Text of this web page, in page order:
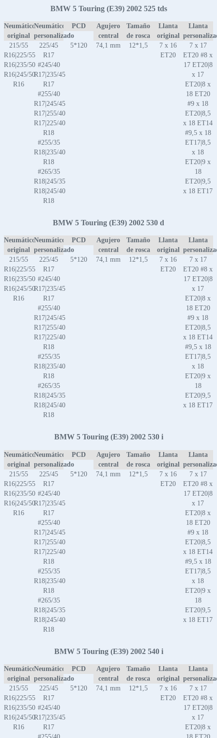
BMW 5 Touring (E39) 2002 525 tds
Neumático
original
Neumático
personalizado
PCD
Agujero
central
Tamaño
de rosca
Llanta
original
Llanta
215/55
R16|225/55
R16|235/50
R16|245/50
R16
225/45
R17
#245/40
R17|235/45
R17
#255/40
R17|245/45
R17|255/40
R17|225/40
R18
#255/35
R18|235/40
R18
#265/35
R18|245/35
R18|245/40
R18
5*120 74,1 mm 12*1,5
7 x 16
ET20
7 x 17
ET20 #8 x
17 ET20|8
x 17
ET20|8 x
18 ET20
#9 x 18
ET20|8,5
x 18 ET14
#9,5 x 18
ET17|8,5
x 18
ET20|9 x
18
ET20|9,5
x 18 ET17
BMW 5 Touring (E39) 2002 530 d
Neumático
original
Neumático
personalizado
PCD
Agujero
central
Tamaño
de rosca
Llanta
original
Llanta
215/55
R16|225/55
R16|235/50
R16|245/50
R16
225/45
R17
#245/40
R17|235/45
R17
#255/40
R17|245/45
R17|255/40
R17|225/40
R18
#255/35
R18|235/40
R18
#265/35
R18|245/35
R18|245/40
R18
5*120 74,1 mm 12*1,5
7 x 16
ET20
7 x 17
ET20 #8 x
17 ET20|8
x 17
ET20|8 x
18 ET20
#9 x 18
ET20|8,5
x 18 ET14
#9,5 x 18
ET17|8,5
x 18
ET20|9 x
18
ET20|9,5
x 18 ET17
BMW 5 Touring (E39) 2002 530 i
Neumático
original
Neumático
personalizado
PCD
Agujero
central
Tamaño
de rosca
Llanta
original
Llanta
215/55
R16|225/55
R16|235/50
R16|245/50
R16
225/45
R17
#245/40
R17|235/45
R17
#255/40
R17|245/45
R17|255/40
R17|225/40
R18
#255/35
R18|235/40
R18
#265/35
R18|245/35
R18|245/40
R18
5*120 74,1 mm 12*1,5
7 x 16
ET20
7 x 17
ET20 #8 x
17 ET20|8
x 17
ET20|8 x
18 ET20
#9 x 18
ET20|8,5
x 18 ET14
#9,5 x 18
ET17|8,5
x 18
ET20|9 x
18
ET20|9,5
x 18 ET17
BMW 5 Touring (E39) 2002 540 i
Neumático
original
Neumático
personalizado
PCD
Agujero
central
Tamaño
de rosca
Llanta
original
Llanta
215/55
R16|225/55
R16|235/50
R16|245/50
R16
225/45
R17
#245/40
R17|235/45
R17
5*120 74,1 mm 12*1,5
7 x 16
ET20
7 x 17
ET20 #8 x
17 ET20|8
x 17
ET20|8 x